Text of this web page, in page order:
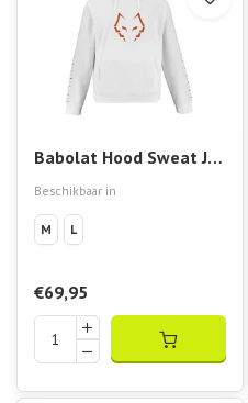
Babolat Hood Sweat J.
LeBron White Hoody
Beschikbaar in
M L
€69,95